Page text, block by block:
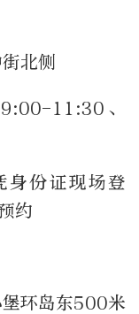
北侧
11:30、
身份证现场登
约
环岛东500米